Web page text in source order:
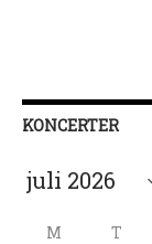
KONCERTER
M T